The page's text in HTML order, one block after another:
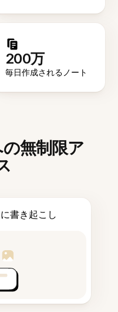
200万
毎日作成されるノート
無制限ア
書き起こし